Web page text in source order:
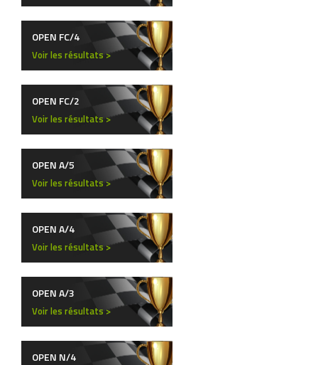
OPEN FC/4
Voir les résultats >
OPEN FC/2
Voir les résultats >
OPEN A/5
Voir les résultats >
OPEN A/4
Voir les résultats >
OPEN A/3
Voir les résultats >
OPEN N/4